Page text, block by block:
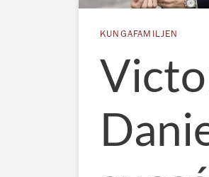
KUNGAFAMILJEN